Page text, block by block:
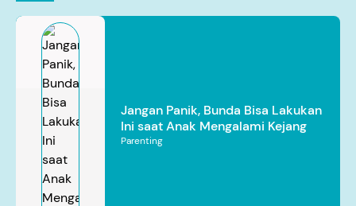
Jangan Panik, Bunda Bisa Lakukan
Ini saat Anak Mengalami Kejang
Parenting